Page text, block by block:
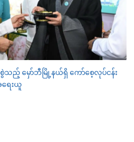
စွဲသည့် မှော်ဘီမြို့နယ်ရှိ ကော်စေ့လုပ်ငန်း
ရေးယူ